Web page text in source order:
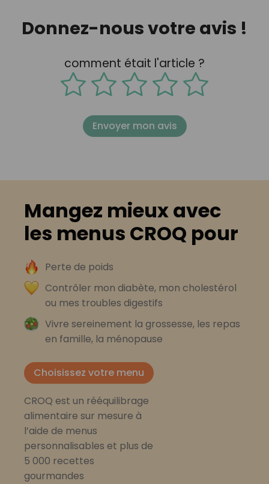
Donnez-nous votre avis !
comment était l'article ?
Envoyer mon avis
Mangez mieux avec
les menus CROQ pour
Perte de poids
Contrôler mon diabète, mon cholestérol
ou mes troubles digestifs
Vivre sereinement la grossesse, les repas
en famille, la ménopause
Choisissez votre menu
CROQ est un rééquilibrage
alimentaire sur mesure à
l’aide de menus
personnalisables et plus de
5 000 recettes
gourmandes